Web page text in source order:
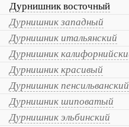
Дурнишник восточный
Дурнишник западный
Дурнишник итальянский
Дурнишник
Дурнишник красивый
Дурнишник пенсильванский
Дурнишник шиповатый
Дурнишник эльбинский